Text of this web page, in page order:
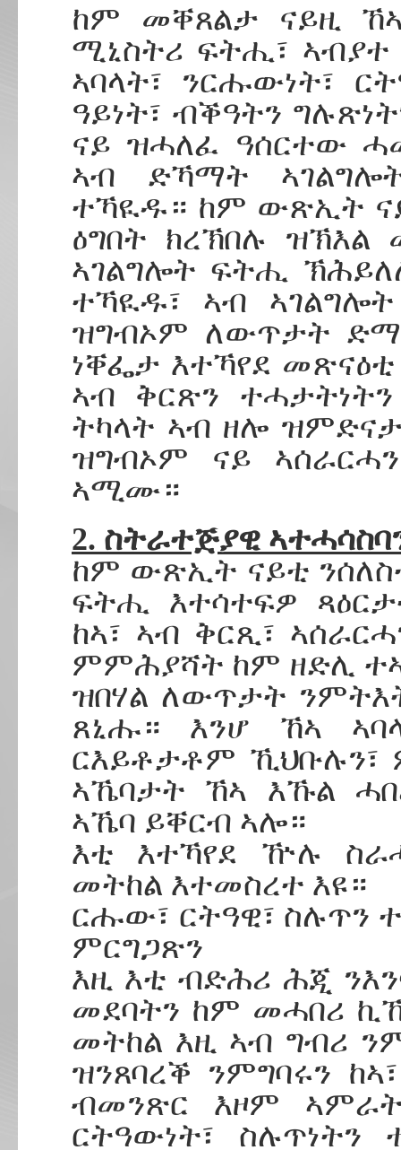
ከም መቐጸልታ ናይዚ
ሚኒስትሪ ፍትሒ፣
ኣባላት፣ ንርሑውነት፣
ዓይነት፣ ብቕዓትን
ናይ ዝሓለፈ ዓሰርተው
ኣብ ድኻማት
ተኻዪዱ። ከም ውጽኢት
ዕግበት ክረኽበሉ
ኣገልግሎት ፍትሒ
ተኻዪዱ፣ ኣብ
ዝግብኦም ለውጥታት
ነቐፌታ እተኻየደ
ኣብ ቅርጽን
ትካላት ኣብ ዘሎ
ዝግብኦም ናይ
ኣሚሙ።
2. ስትራተጅያዊ
ከም ውጽኢት ናይቲ
ፍትሒ እተሳተፍዎ
ከኣ፣ ኣብ ቅርጺ፣
ምምሕያሻት ከም ዘድሊ
ዝበሃል ለውጥታት
ጸኒሑ። እንሆ ኸኣ
ርእይቶታቶም ኺህቡሉን፣
ኣኼባታት ኸኣ እኹል
ኣኼባ ይቐርብ ኣሎ።
እቲ እተኻየደ ዅሉ
መትከል እተመስረተ እዩ።
ርሑው፣ ርትዓዊ፣ ስሉጥን
ምርግጋጽን
እዚ እቲ ብድሕሪ ሕጂ
መደባትን ከም መሓበሪ
መትከል እዚ ኣብ ግብሪ
ዝንጸባረቕ ንምግባሩን
ብመንጽር እዞም
ርትዓውነት፣ ስሉጥነትን